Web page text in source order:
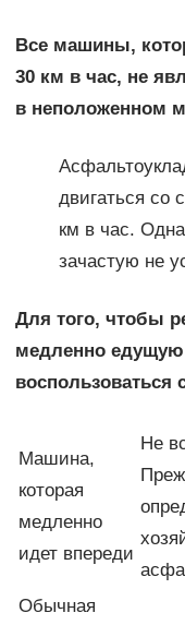
Все машины,
30 км в час, не
в неположенном
двигаться со
км в час.
зачастую не
Для того, чтобы
медленно едущую
Машина,
которая
медленно
идет впереди
Не
Обычная